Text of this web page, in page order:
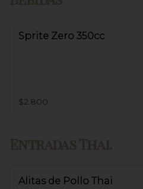
Sprite Zero 350cc
$2.800
Entradas Thai.
Alitas de Pollo Thai